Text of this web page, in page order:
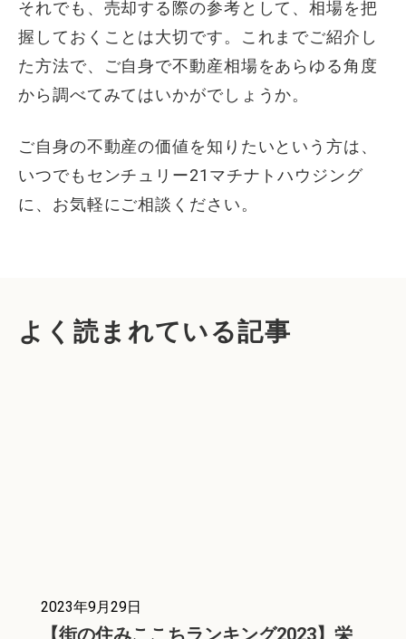
それでも、売却する際の参考として、相場を把
握しておくことは大切です。これまでご紹介し
た方法で、ご自身で不動産相場をあらゆる角度
から調べてみてはいかがでしょうか。
ご自身の不動産の価値を知りたいという方は、
いつでもセンチュリー21マチナトハウジング
に、お気軽にご相談ください。
よく読まれている記事
2023年9月29日
【街の住みここちランキング2023】栄